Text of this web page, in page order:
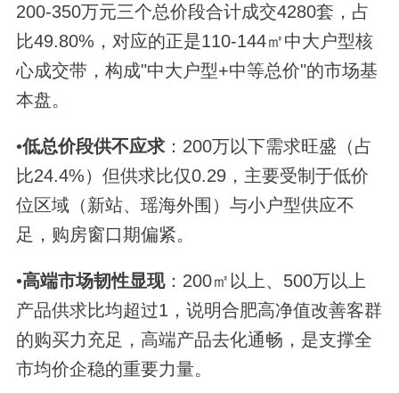
200-350万元三个总价段合计成交4280套，占
比49.80%，对应的正是110-144㎡中大户型核
心成交带，构成"中大户型+中等总价"的市场基
本盘。
•低总价段供不应求：200万以下需求旺盛（占
比24.4%）但供求比仅0.29，主要受制于低价
位区域（新站、瑶海外围）与小户型供应不
足，购房窗口期偏紧。
•高端市场韧性显现：200㎡以上、500万以上
产品供求比均超过1，说明合肥高净值改善客群
的购买力充足，高端产品去化通畅，是支撑全
市均价企稳的重要力量。